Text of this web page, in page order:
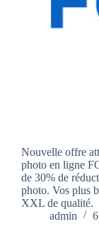
Nouvelle offre
photo en ligne
de 30% de
photo. Vos plus
XXL de qualité.
admin